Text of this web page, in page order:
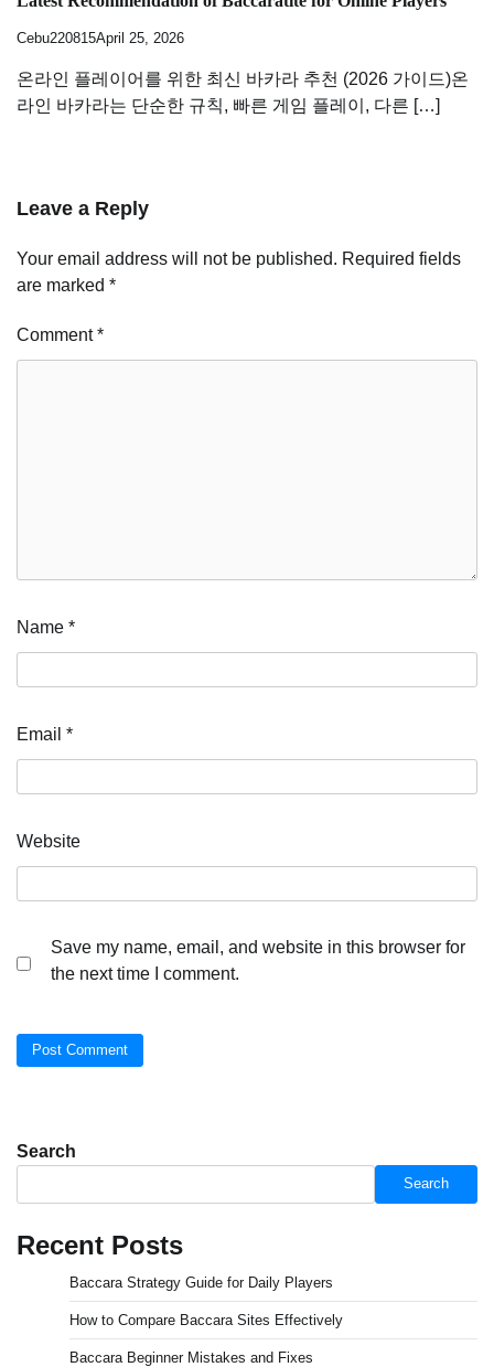
Cebu220815April 25, 2026
온라인 플레이어를 위한 최신 바카라 추천 (2026 가이드)온
라인 바카라는 단순한 규칙, 빠른 게임 플레이, 다른 […]
Leave a Reply
Your email address will not be published. Required fields
are marked *
Comment*
Name *
Email *
Website
Save my name, email, and website in this browser for
the next time I comment.
Search
Search
Recent Posts
Baccara Strategy Guide for Daily Players
How to Compare Baccara Sites Effectively
Baccara Beginner Mistakes and Fixes